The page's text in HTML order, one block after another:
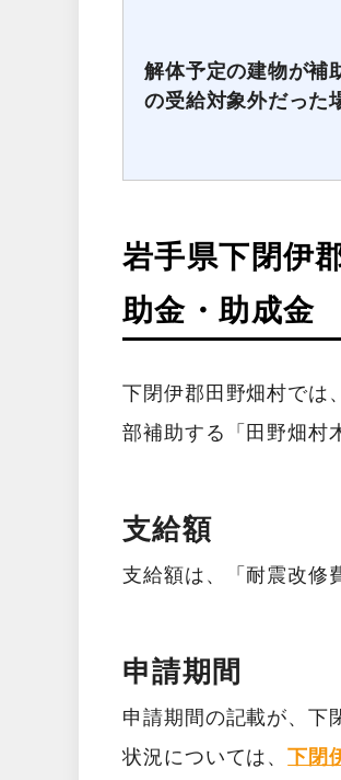
解体予定の建物が補
の受給対象外だった
岩手県下閉伊
助金・助成金
下閉伊郡田野畑村では
部補助する「田野畑村
支給額
支給額は、「耐震改修
申請期間
申請期間の記載が、下
状況については、下閉